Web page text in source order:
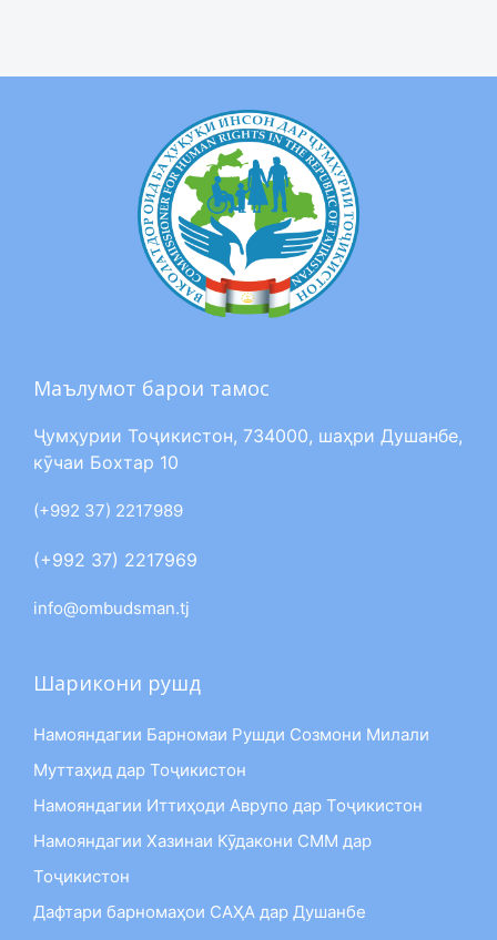
Маълумот барои тамос
Ҷумҳурии Тоҷикистон, 734000, шаҳри Душанбе,
кӯчаи Бохтар 10
(+992 37) 2217989
(+992 37) 2217969
info@ombudsman.tj
Шарикони рушд
Намояндагии Барномаи Рушди Созмони Милали
Муттаҳид дар Тоҷикистон
Намояндагии Иттиҳоди Аврупо дар Тоҷикистон
Намояндагии Хазинаи Кӯдакони СММ дар
Тоҷикистон
Дафтари барномаҳои САҲА дар Душанбе